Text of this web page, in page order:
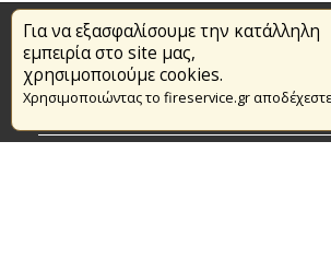
Για να εξασφαλίσουμε την κατάλληλη
εμπειρία στο site μας,
χρησιμοποιούμε cookies.
Χρησιμοποιώντας το fireservice.gr
Επικαιρότητα
Το Πυροσβεστικό Σώμα